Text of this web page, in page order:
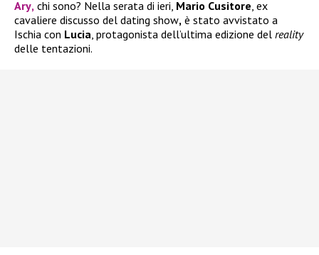
Ary, chi sono? Nella serata di ieri, Mario Cusitore, ex
cavaliere discusso del dating show, è stato avvistato a
Ischia con Lucia, protagonista dell’ultima edizione del reality
delle tentazioni.